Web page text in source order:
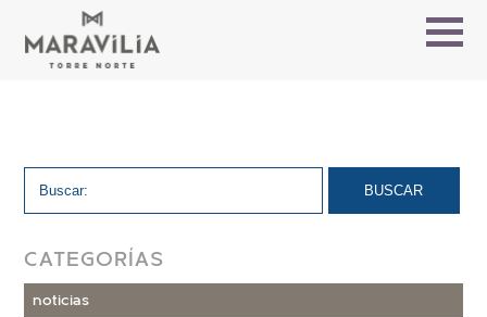
CATEGORÍAS
noticias